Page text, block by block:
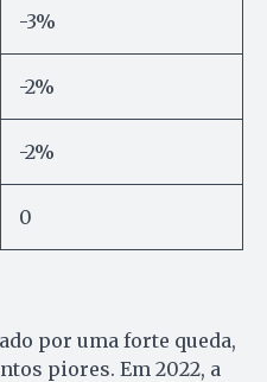
-3%
-2%
-2%
0
por uma forte queda,
piores. Em 2022, a